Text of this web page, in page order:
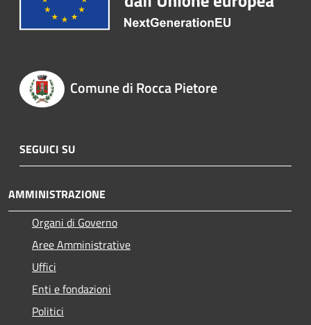
Comune di Rocca Pietore
SEGUICI SU
AMMINISTRAZIONE
Organi di Governo
Aree Amministrative
Uffici
Enti e fondazioni
Politici